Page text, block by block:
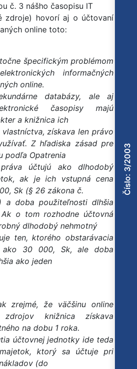
č. 3 nášho časopisu IT
zdroje) hovorí aj o účtovaní
online toto:
špecifickým problémom
informačných
online.
databázy, ale aj
časopisy majú
a knižnica ich
získava len právo
Z hľadiska zásad pre
podľa Opatrenia
účtujú ako dlhodobý
ak je ich vstupná cena
Sk (§ 26 zákona č.
a doba použiteľnosti dlhšia
o tom rozhodne účtovná
dlhodobý nehmotný
ten, ktorého obstarávacia
ako 30 000, Sk, ale doba
ako jeden
zrejmé, že väčšinu online
zdrojov knižnica získava
na dobu 1 roka.
účtovnej jednotky ide teda
ktorý sa účtuje pri
(do
Číslo: 3/2003